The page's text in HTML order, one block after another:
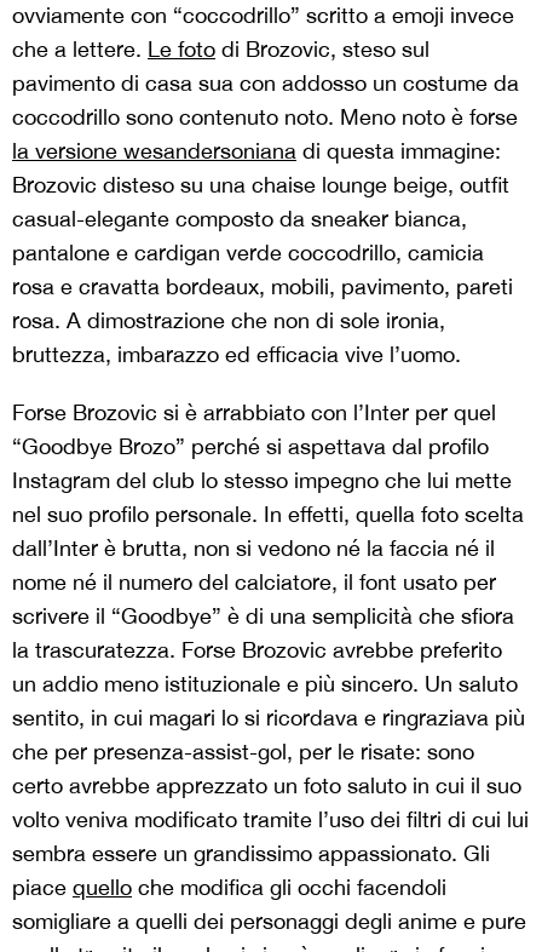
ovviamente con “coccodrillo” scritto a emoji invece
che a lettere. Le foto di Brozovic, steso sul
pavimento di casa sua con addosso un costume da
coccodrillo sono contenuto noto. Meno noto è forse
la versione wesandersoniana di questa immagine:
Brozovic disteso su una chaise lounge beige, outfit
casual-elegante composto da sneaker bianca,
pantalone e cardigan verde coccodrillo, camicia
rosa e cravatta bordeaux, mobili, pavimento, pareti
rosa. A dimostrazione che non di sole ironia,
bruttezza, imbarazzo ed efficacia vive l’uomo.
Forse Brozovic si è arrabbiato con l’Inter per quel
“Goodbye Brozo” perché si aspettava dal profilo
Instagram del club lo stesso impegno che lui mette
nel suo profilo personale. In effetti, quella foto scelta
dall’Inter è brutta, non si vedono né la faccia né il
nome né il numero del calciatore, il font usato per
scrivere il “Goodbye” è di una semplicità che sfiora
la trascuratezza. Forse Brozovic avrebbe preferito
un addio meno istituzionale e più sincero. Un saluto
sentito, in cui magari lo si ricordava e ringraziava più
che per presenza-assist-gol, per le risate: sono
certo avrebbe apprezzato un foto saluto in cui il suo
volto veniva modificato tramite l’uso dei filtri di cui lui
sembra essere un grandissimo appassionato. Gli
piace quello che modifica gli occhi facendoli
somigliare a quelli dei personaggi degli anime e pure